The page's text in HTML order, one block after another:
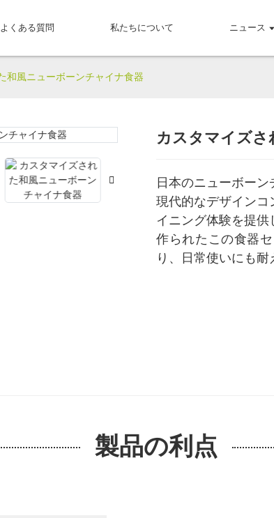
よくある質問 私たちについて ニュース
和風ニューボーンチャイナ食器
カスタマイズさ
日本のニューボー
現代的なデザイン
イニング体験を提
作られたこの食器
り、日常使いにも耐
製品の利点